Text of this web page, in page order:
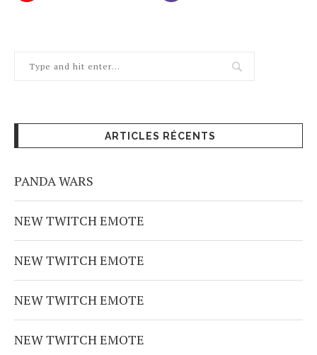
ARTICLES RÉCENTS
PANDA WARS
NEW TWITCH EMOTE
NEW TWITCH EMOTE
NEW TWITCH EMOTE
NEW TWITCH EMOTE